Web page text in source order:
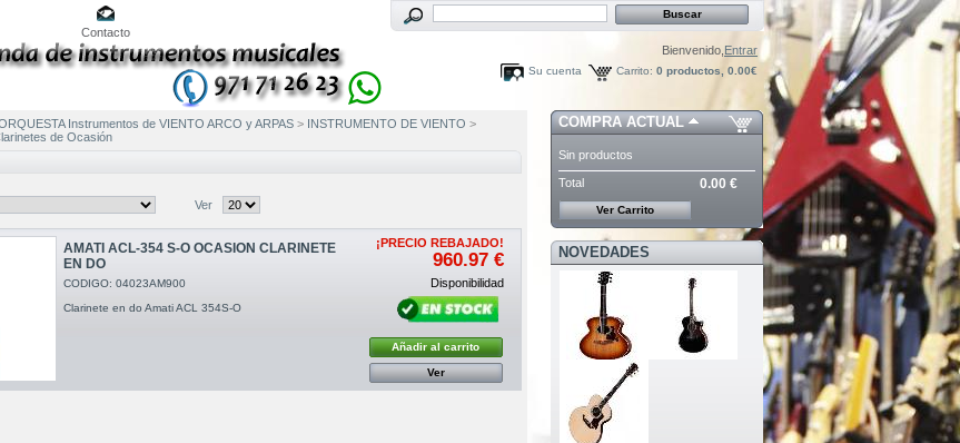
Contacto
Bienvenido, Entrar
Carrito: 0 productos, 0.00€
Su cuenta
Instrumentos de VIENTO ARCO y ARPAS > INSTRUMENTO DE VIENTO >
de Ocasión
Ver
AMATI ACL-354 S-O OCASION CLARINETE
EN DO
CODIGO: 04023AM900
Clarinete en do Amati ACL 354S-O
¡PRECIO REBAJADO!
960.97 €
Disponibilidad
Añadir al carrito
Ver
COMPRA ACTUAL
Sin productos
Total 0.00 €
Ver Carrito
NOVEDADES